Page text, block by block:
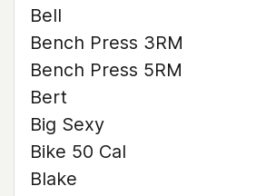
Bell
Bench Press 3RM
Bench Press 5RM
Bert
Big Sexy
Bike 50 Cal
Blake